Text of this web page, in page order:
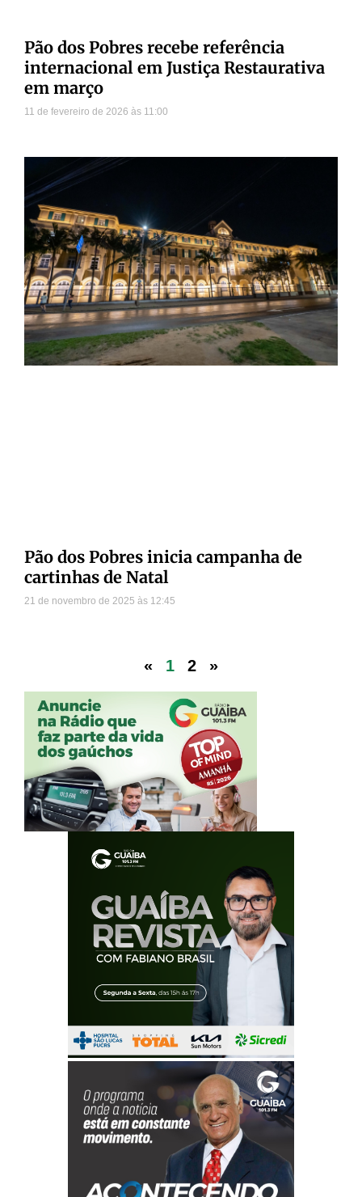
Pão dos Pobres recebe referência
internacional em Justiça Restaurativa
em março
11 de fevereiro de 2026 11:00
Pão dos Pobres inicia campanha de
cartinhas de Natal
21 de novembro de 2025 12:45
« 1 2 »